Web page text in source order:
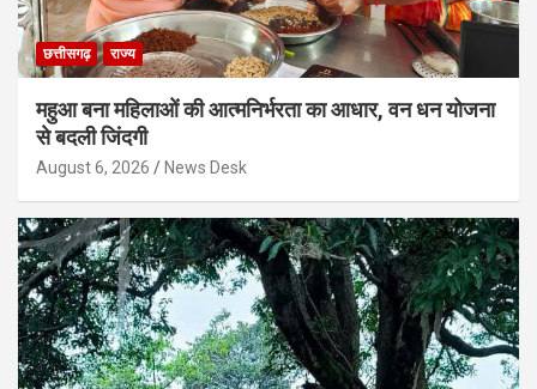
छत्तीसगढ़ राज्य
महुआ बना महिलाओं की आत्मनिर्भरता का आधार, वन धन योजना
से बदली जिंदगी
August 6, 2026 News Desk